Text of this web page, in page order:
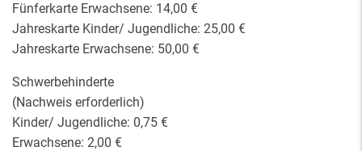
Fünferkarte Erwachsene: 14,00 €
Jahreskarte Kinder/ Jugendliche: 25,00 €
Jahreskarte Erwachsene: 50,00 €
Schwerbehinderte
(Nachweis erforderlich)
Kinder/ Jugendliche: 0,75 €
Erwachsene: 2,00 €